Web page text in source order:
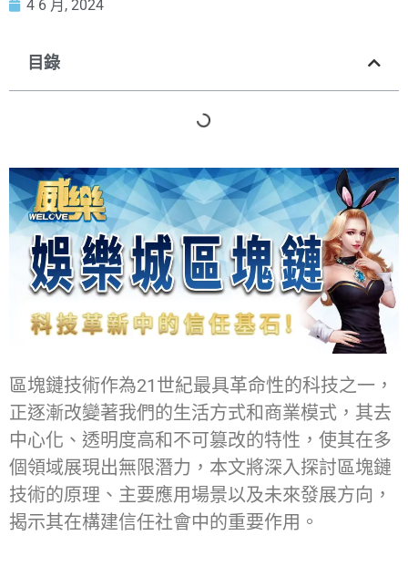
4 6 月, 2024
目錄
區塊鏈技術作為21世紀最具革命性的科技之一，
正逐漸改變著我們的生活方式和商業模式，其去
中心化、透明度高和不可篡改的特性，使其在多
個領域展現出無限潛力，本文將深入探討區塊鏈
技術的原理、主要應用場景以及未來發展方向，
揭示其在構建信任社會中的重要作用。